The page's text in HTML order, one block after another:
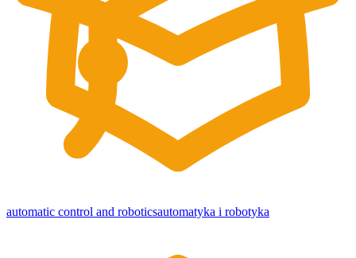
automatic control and roboticsautomatyka i robotyka